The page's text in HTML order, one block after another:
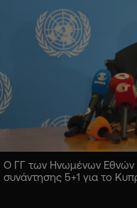
Ο ΓΓ των Ηνωμένων Εθνών
συνάντησης 5+1 για το